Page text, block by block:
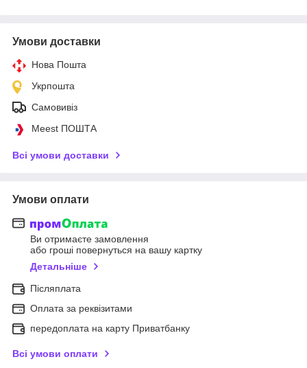
Умови доставки
Нова Пошта
Укрпошта
Самовивіз
Meest ПОШТА
Всі умови доставки
Умови оплати
Ви отримаєте замовлення
або гроші повернуться на вашу картку
Детальніше
Післяплата
Оплата за реквізитами
передоплата на карту Приватбанку
Всі умови оплати